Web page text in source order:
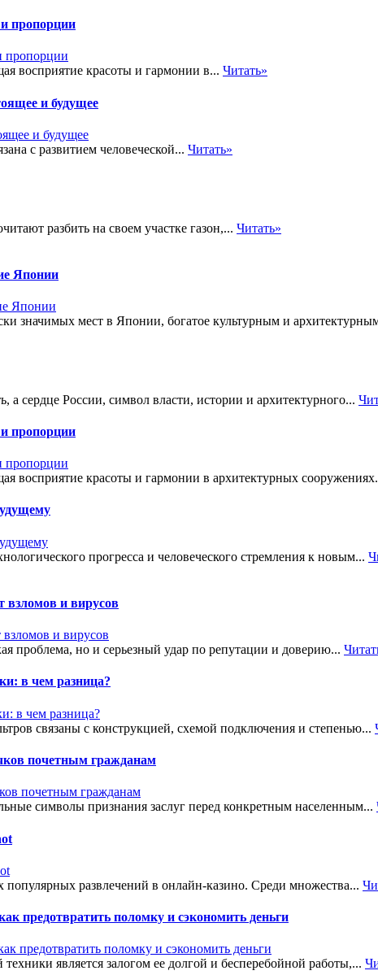
пропорции
восприятие красоты и гармонии в... Читать»
и будущее
с развитием человеческой... Читать»
разбить на своем участке газон,... Читать»
Японии
значимых мест в Японии, богатое культурным и
сердце России, символ власти, истории и архитектурного...
пропорции
восприятие красоты и гармонии в архитектурных
прогресса и человеческого стремления к новым...
взломов и вирусов
проблема, но и серьезный удар по репутации и доверию...
в чем разница?
связаны с конструкцией, схемой подключения и степенью...
почетным гражданам
символы признания заслуг перед конкретным населенным...
развлечений в онлайн-казино. Среди множества...
предотвратить поломку и сэкономить деньги
является залогом ее долгой и бесперебойной работы,...